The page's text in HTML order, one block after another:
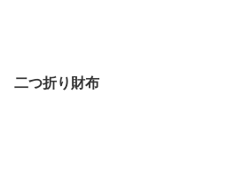
二つ折り財布